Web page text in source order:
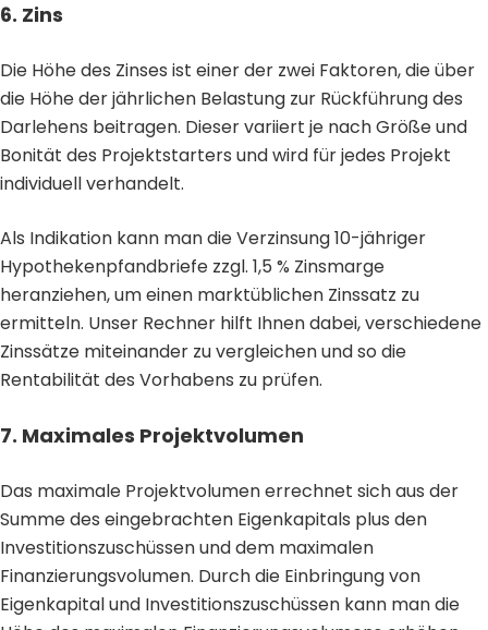
6. Zins
Die Höhe des Zinses ist einer der zwei Faktoren, die über
die Höhe der jährlichen Belastung zur Rückführung des
Darlehens beitragen. Dieser variiert je nach Größe und
Bonität des Projektstarters und wird für jedes Projekt
individuell verhandelt.
Als Indikation kann man die Verzinsung 10-jähriger
Hypothekenpfandbriefe zzgl. 1,5 % Zinsmarge
heranziehen, um einen marktüblichen Zinssatz zu
ermitteln. Unser Rechner hilft Ihnen dabei, verschiedene
Zinssätze miteinander zu vergleichen und so die
Rentabilität des Vorhabens zu prüfen.
7. Maximales Projektvolumen
Das maximale Projektvolumen errechnet sich aus der
Summe des eingebrachten Eigenkapitals plus den
Investitionszuschüssen und dem maximalen
Finanzierungsvolumen. Durch die Einbringung von
Eigenkapital und Investitionszuschüssen kann man die